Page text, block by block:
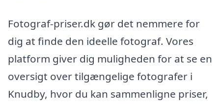
Fotograf-priser.dk gør det nemmere for
dig at finde den ideelle fotograf. Vores
platform giver dig muligheden for at se en
oversigt over tilgængelige fotografer i
Knudby, hvor du kan sammenligne priser,